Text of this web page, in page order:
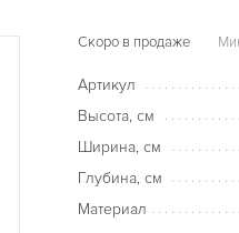
Скоро в продаже
Артикул
Высота, см
Ширина, см
Глубина, см
Материал